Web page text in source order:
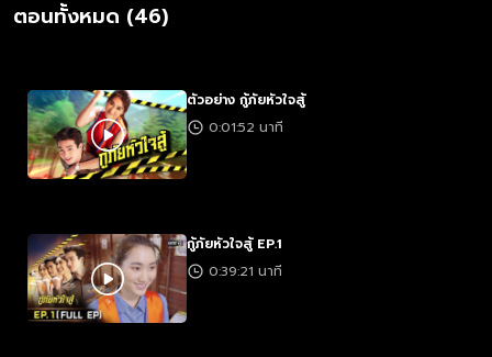
ตอนทั้งหมด (46)
ตัวอย่าง กู้ภัยหัวใจสู้
0:01:52 นาที
กู้ภัยหัวใจสู้ EP.1
0:39:21 นาที